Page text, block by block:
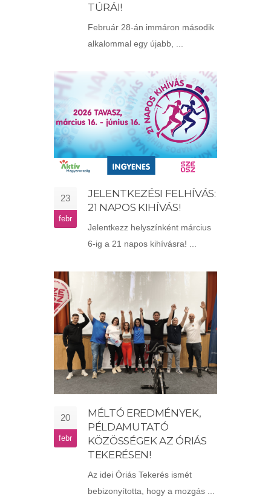
TÚRÁI!
Február 28-án immáron második
alkalommal egy újabb, ...
23
febr
JELENTKEZÉSI FELHÍVÁS:
21 NAPOS KIHÍVÁS!
Jelentkezz helyszínként március
6-ig a 21 napos kihívásra! ...
20
febr
MÉLTÓ EREDMÉNYEK,
PÉLDAMUTATÓ
KÖZÖSSÉGEK AZ ÓRIÁS
TEKERÉSEN!
Az idei Óriás Tekerés ismét
bebizonyította, hogy a mozgás ...